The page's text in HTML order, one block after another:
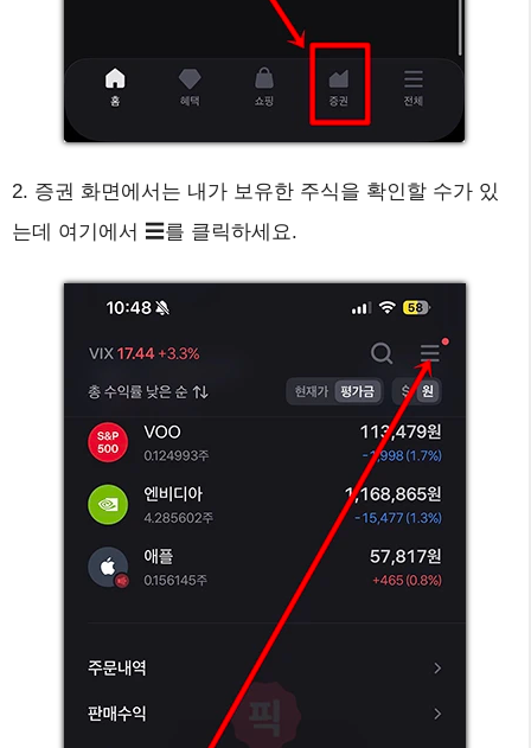
2. 증권 화면에서는 내가 보유한 주식을 확인할 수가 있
는데 여기에서 ☰를 클릭하세요.